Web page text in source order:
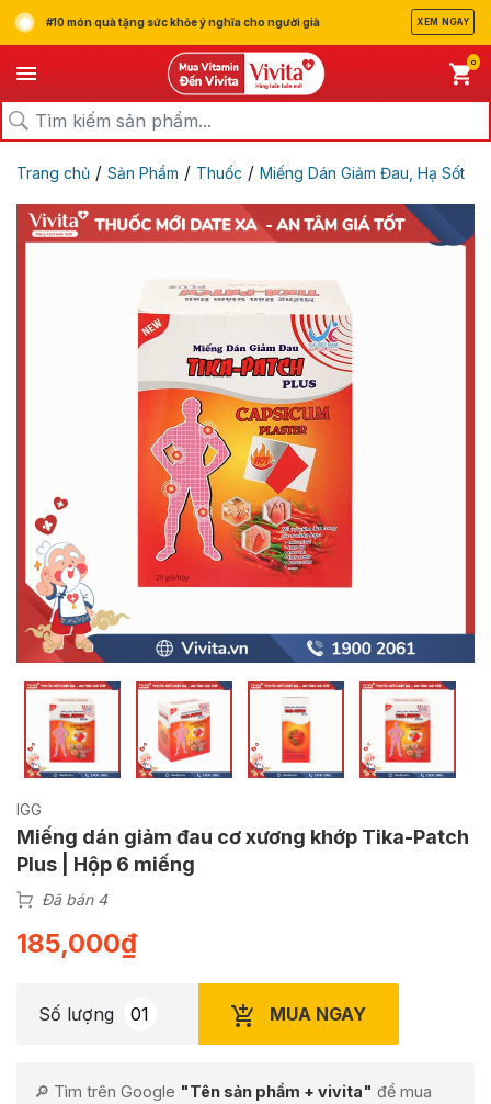
#10 món quà tặng sức khỏe ý nghĩa cho người già XEM NGAY
0
Trang chủ / Sản Phẩm / Thuốc / Miếng Dán Giảm Đau, Hạ Sốt
IGG
Miếng dán giảm đau cơ xương khớp Tika-Patch
Plus | Hộp 6 miếng
Đã bán 4
185,000₫
Số lượng MUA NGAY
🔎 Tìm trên Google "Tên sản phẩm + vivita" để mua